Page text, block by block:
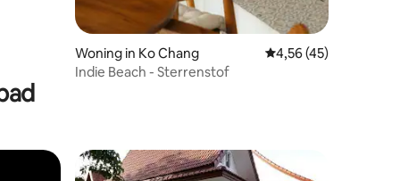
Woning in Ko Chang Gemiddelde
4,56 (45)
Indie Beach - Sterrenstof